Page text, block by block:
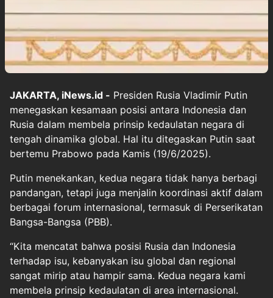
JAKARTA, iNews.id - Presiden Rusia Vladimir Putin
menegaskan kesamaan posisi antara Indonesia dan
Rusia dalam membela prinsip kedaulatan negara di
tengah dinamika global. Hal itu ditegaskan Putin saat
bertemu Prabowo pada Kamis (19/6/2025).
Putin menekankan, kedua negara tidak hanya berbagi
pandangan, tetapi juga menjalin koordinasi aktif dalam
berbagai forum internasional, termasuk di Perserikatan
Bangsa-Bangsa (PBB).
“Kita mencatat bahwa posisi Rusia dan Indonesia
terhadap isu, kebanyakan isu global dan regional
sangat mirip atau hampir sama. Kedua negara kami
membela prinsip kedaulatan di area internasional.